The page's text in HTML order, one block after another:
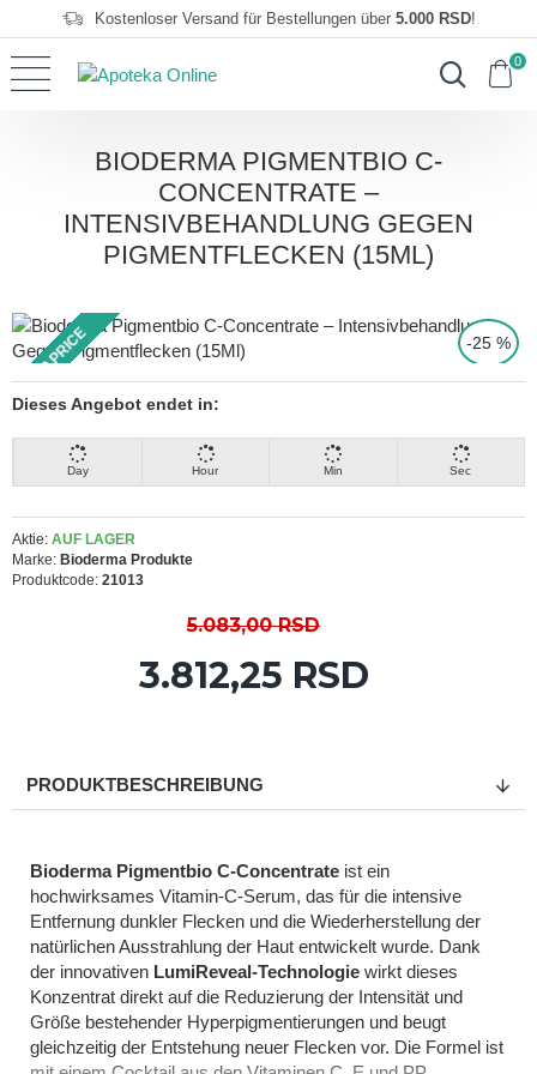
Kostenloser Versand für Bestellungen über 5.000 RSD!
0
BIODERMA PIGMENTBIO C-
CONCENTRATE –
INTENSIVBEHANDLUNG GEGEN
PIGMENTFLECKEN (15ML)
TOP PRICE -25 %
Dieses Angebot endet in:
Day Hour Min Sec
3.812,25 RSD
5.083,00 RSD
Aktie: AUF LAGER
Marke: Bioderma Produkte
Produktcode: 21013
PRODUKTBESCHREIBUNG
Bioderma Pigmentbio C-Concentrate ist ein
hochwirksames Vitamin-C-Serum, das für die intensive
Entfernung dunkler Flecken und die Wiederherstellung der
natürlichen Ausstrahlung der Haut entwickelt wurde. Dank
der innovativen LumiReveal-Technologie wirkt dieses
Konzentrat direkt auf die Reduzierung der Intensität und
Größe bestehender Hyperpigmentierungen und beugt
gleichzeitig der Entstehung neuer Flecken vor. Die Formel ist